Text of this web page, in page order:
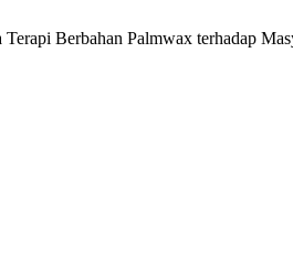
Berbahan Palmwax terhadap